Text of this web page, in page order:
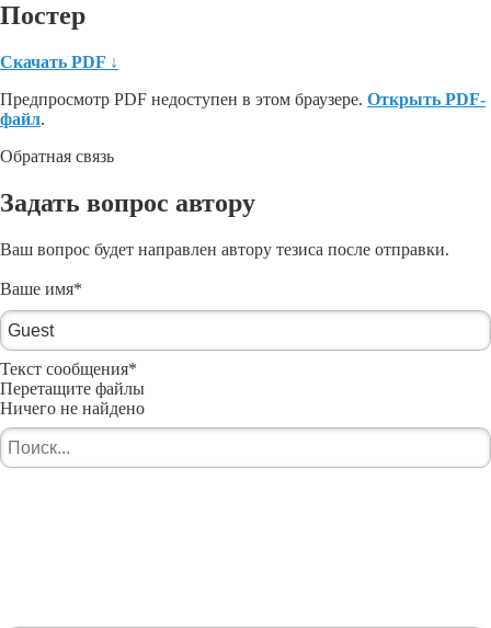
Постер
Скачать PDF ↓
Предпросмотр PDF недоступен в этом браузере. Открыть PDF-
файл.
Обратная связь
Задать вопрос автору
Ваш вопрос будет направлен автору тезиса после отправки.
Ваше имя*
Текст сообщения*
Перетащите файлы
Ничего не найдено